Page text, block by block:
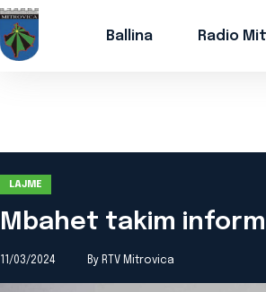
Ballina Radio
LAJME
Mbahet takim
11/03/2024 By RTV Mitrovica